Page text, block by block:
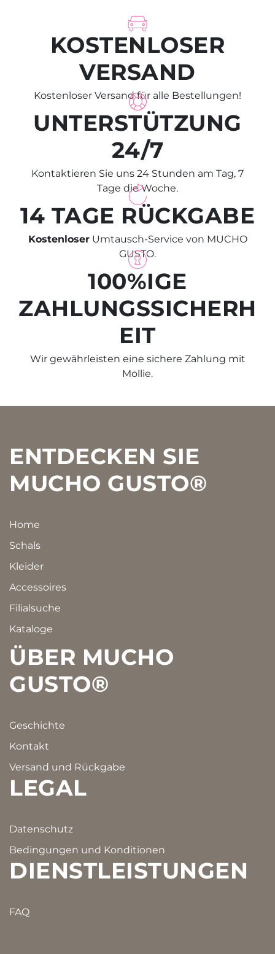
KOSTENLOSER
VERSAND
Kostenloser Versand für alle Bestellungen!
UNTERSTÜTZUNG
24/7
Kontaktieren Sie uns 24 Stunden am Tag, 7
Tage die Woche.
14 TAGE RÜCKGABE
KostenloserUmtausch-Service von MUCHO
GUSTO.
100%IGE
ZAHLUNGSSICHERH
EIT
Wir gewährleisten eine sichere Zahlung mit
Mollie.
Footer
ENTDECKEN SIE
MUCHO GUSTO®
Home
Schals
Kleider
Accessoires
Filialsuche
Kataloge
ÜBER MUCHO
GUSTO®
Geschichte
Kontakt
Versand und Rückgabe
LEGAL
Datenschutz
Bedingungen und Konditionen
DIENSTLEISTUNGEN
FAQ